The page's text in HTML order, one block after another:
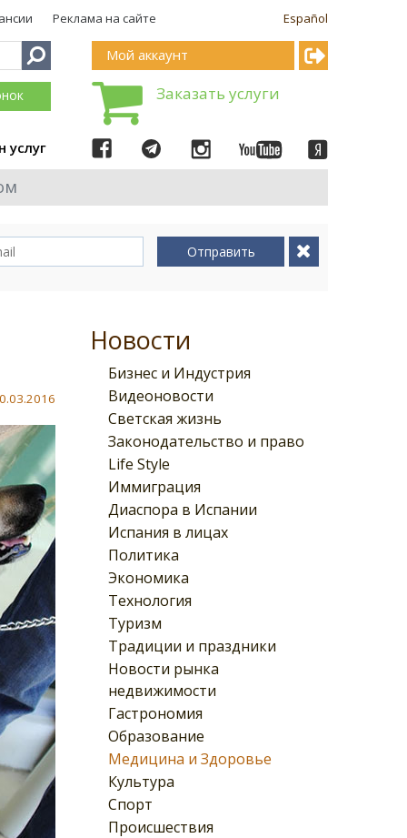
Español
Реклама на сайте
услуг
Мой аккаунт
Заказать услуги
Отправить
Новости
Бизнес и Индустрия
Видеоновости
Светская жизнь
Законодательство и право
Life Style
Иммиграция
Диаспора в Испании
Испания в лицах
Политика
Экономика
Технология
Туризм
Традиции и праздники
Новости рынка
недвижимости
Гастрономия
Образование
Медицина и Здоровье
Культура
Спорт
Происшествия